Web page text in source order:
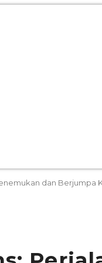
dan Berjumpa